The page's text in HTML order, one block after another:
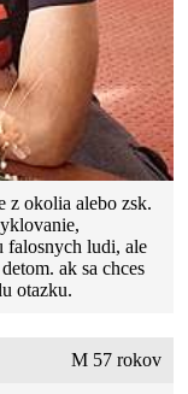
z okolia alebo zsk.
falosnych ludi, ale
ak sa chces
otazku.
M 57 rokov